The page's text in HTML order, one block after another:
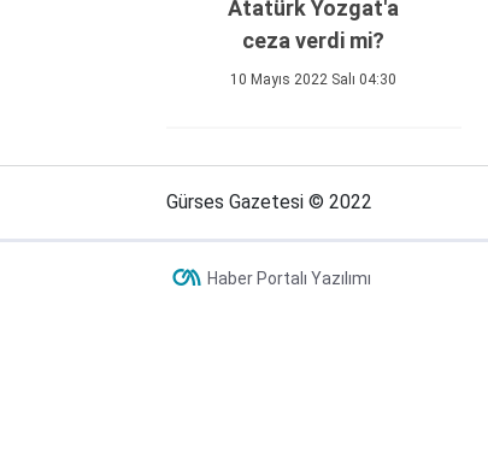
Atatürk Yozgat'a
ceza verdi mi?
10 Mayıs 2022 Salı 04:30
Gürses Gazetesi © 2022
Haber Portalı Yazılımı